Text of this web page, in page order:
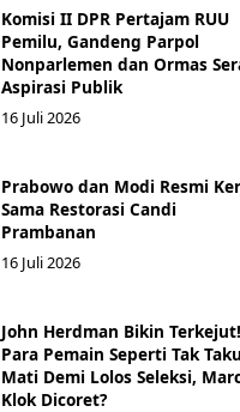
Komisi II DPR Pertajam RUU
Pemilu, Gandeng Parpol
Nonparlemen dan Ormas
Aspirasi Publik
16 Juli 2026
Prabowo dan Modi Resmi
Sama Restorasi Candi
Prambanan
16 Juli 2026
John Herdman Bikin Terkejut!
Para Pemain Seperti Tak
Mati Demi Lolos Seleksi,
Klok Dicoret?